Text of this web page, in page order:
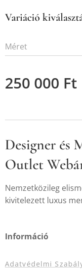
Variáció
Méret
250 000 Ft
Designer és
Outlet
Nemzetközileg
kivitelezett luxus
Információ
Adatvédelmi